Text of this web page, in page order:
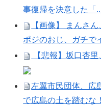
事復帰を決意した「
【画像】 まんさ
ポジのおじ、ガチで
【悲報】坂口杏
左翼市民団体、広
で広島の土を踏むな